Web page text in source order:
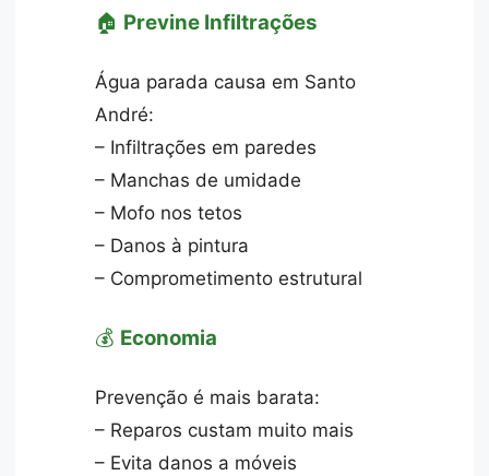
🏠 Previne Infiltrações
Água parada causa em Santo
André:
– Infiltrações em paredes
– Manchas de umidade
– Mofo nos tetos
– Danos à pintura
– Comprometimento estrutural
💰 Economia
Prevenção é mais barata:
– Reparos custam muito mais
– Evita danos a móveis